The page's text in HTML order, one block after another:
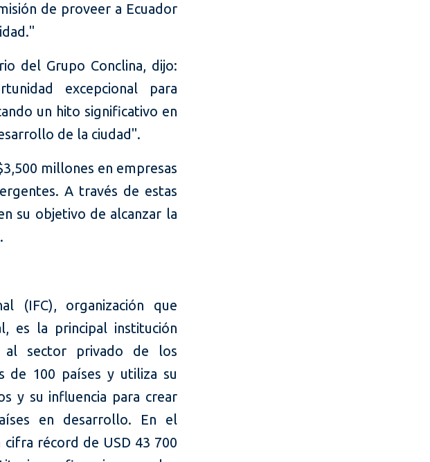
de proveer a Ecuador
del Grupo Conclina, dijo:
excepcional para
un hito significativo en
de la ciudad".
millones en empresas
A través de estas
su objetivo de alcanzar la
(IFC), organización que
es la principal institución
al sector privado de los
de 100 países y utiliza su
y su influencia para crear
en desarrollo. En el
récord de USD 43 700